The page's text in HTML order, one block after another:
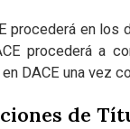
procederá en
procederá a
DACE una vez
de